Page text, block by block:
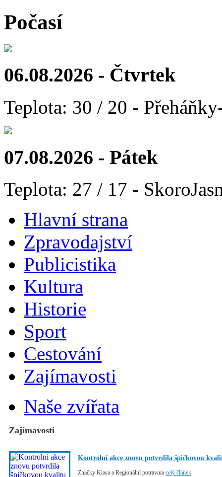
Počasí
06.08.2026 - Čtvrtek
Teplota: 30 / 20 -
07.08.2026 - Pátek
Teplota: 27 / 17 -
Hlavní strana
Zpravodajství
Publicistika
Kultura
Historie
Sport
Cestování
Zajímavosti
Naše zvířata
Zajímavosti
Kontrolní akce znovu potvrdila špičkovou
Značky Klasa a Regionální potravina celý článek